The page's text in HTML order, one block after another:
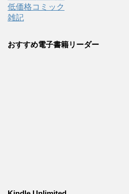
低価格コミック
雑記
おすすめ電子書籍リーダー